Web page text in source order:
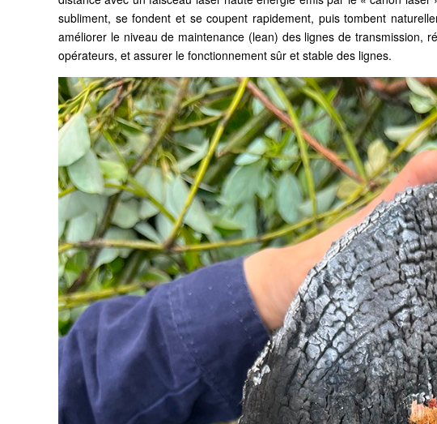
subliment, se fondent et se coupent rapidement, puis tombent
améliorer le niveau de maintenance (lean) des lignes de transmission,
opérateurs, et assurer le fonctionnement sûr et stable des lignes.